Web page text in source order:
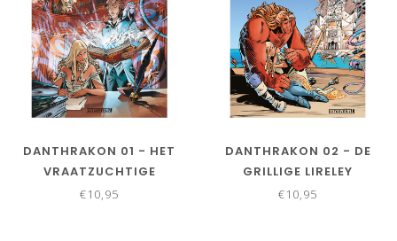
DANTHRAKON 01 - HET
VRAATZUCHTIGE
TOVERBOEK
€10,95
DANTHRAKON 02 - DE
GRILLIGE LIRELEY
€10,95